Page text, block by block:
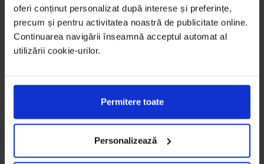
oferi conținut personalizat după interese și preferințe,
precum și pentru activitatea noastră de publicitate online.
Continuarea navigării înseamnă acceptul automat al
utilizării cookie-urilor.
Permitere toate
Personalizează